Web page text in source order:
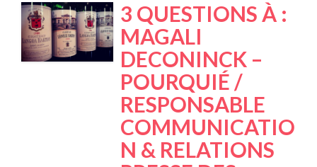
3 QUESTIONS À :
MAGALI
DECONINCK –
POURQUIÉ /
RESPONSABLE
COMMUNICATIO
N & RELATIONS